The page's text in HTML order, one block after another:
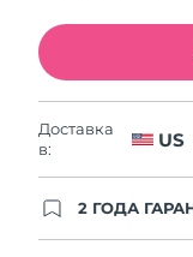
Доставка
в:
US
2 ГОДА